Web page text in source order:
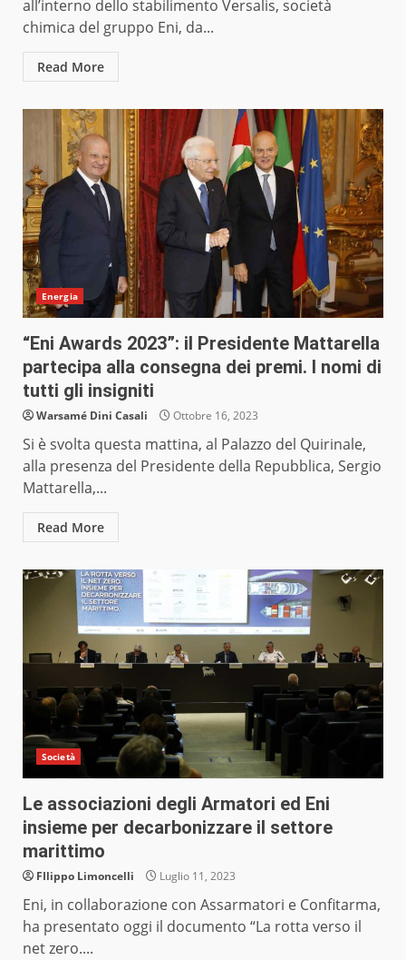
all’interno dello stabilimento Versalis, società
chimica del gruppo Eni, da...
Read More
Energia
“Eni Awards 2023”: il Presidente Mattarella
partecipa alla consegna dei premi. I nomi di
tutti gli insigniti
Warsamé Dini Casali Ottobre 16, 2023
Si è svolta questa mattina, al Palazzo del Quirinale,
alla presenza del Presidente della Repubblica, Sergio
Mattarella,...
Read More
Società
Le associazioni degli Armatori ed Eni
insieme per decarbonizzare il settore
marittimo
FIlippo Limoncelli Luglio 11, 2023
Eni, in collaborazione con Assarmatori e Confitarma,
ha presentato oggi il documento “La rotta verso il
net zero....